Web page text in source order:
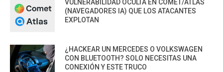
VULNERABILIDAD OCULTA EN COMET/ATLAS
(NAVEGADORES IA) QUE LOS ATACANTES
EXPLOTAN
¿HACKEAR UN MERCEDES O VOLKSWAGEN
CON BLUETOOTH? SOLO NECESITAS UNA
CONEXIÓN Y ESTE TRUCO